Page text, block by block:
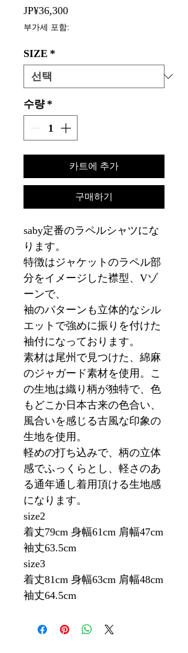
JP¥36,300가
격
부가세 포함:
SIZE *
수량 *
카트에 추가
구매하기
saby定番のラペルシャツにな
ります。
特徴はジャケットのラペル部
分をイメージした襟型、Vゾ
ーンで、
袖のパターンも立体的なシル
エットで強めに振りを付けた
袖付になっております。
素材は尾州で見つけた、綿麻
のジャガード素材を使用。こ
の生地は織り柄が独特で、色
もどこか日本古来の色合い、
風合いを感じる古風な印象の
生地を使用。
軽めの打ち込みで、柄の立体
感でふっくらとし、軽さのあ
る通年通し着用頂ける生地感
になります。
size2
着丈79cm 身幅61cm 肩幅47cm
袖丈63.5cm
size3
着丈81cm 身幅63cm 肩幅48cm
袖丈64.5cm